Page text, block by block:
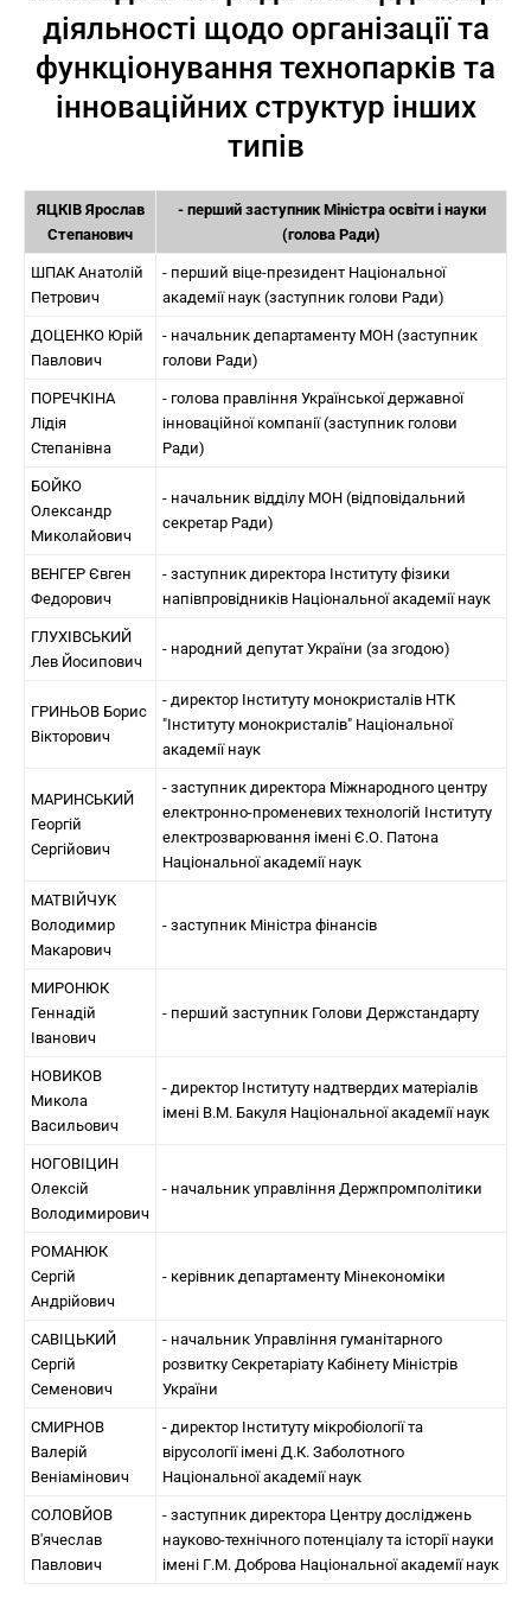
діяльності щодо організації та
функціонування технопарків та
інноваційних структур інших
типів
ЯЦКІВ Ярослав
Степанович
- перший заступник Міністра освіти і науки
(голова Ради)
ШПАК Анатолій
Петрович
- перший віце-президент Національної
академії наук (заступник голови Ради)
ДОЦЕНКО Юрій
Павлович
- начальник департаменту МОН (заступник
голови Ради)
ПОРЕЧКІНА
Лідія
Степанівна
- голова правління Української державної
інноваційної компанії (заступник голови
Ради)
БОЙКО
Олександр
Миколайович
- начальник відділу МОН (відповідальний
секретар Ради)
ВЕНГЕР Євген
Федорович
- заступник директора Інституту фізики
напівпровідників Національної академії наук
ГЛУХІВСЬКИЙ
Лев Йосипович
- народний депутат України (за згодою)
ГРИНЬОВ Борис
Вікторович
- директор Інституту монокристалів НТК
"Інституту монокристалів" Національної
академії наук
МАРИНСЬКИЙ
Георгій
Сергійович
- заступник директора Міжнародного центру
електронно-променевих технологій Інституту
електрозварювання імені Є.О. Патона
Національної академії наук
МАТВІЙЧУК
Володимир
Макарович
- заступник Міністра фінансів
МИРОНЮК
Геннадій
Іванович
- перший заступник Голови Держстандарту
НОВИКОВ
Микола
Васильович
- директор Інституту надтвердих матеріалів
імені В.М. Бакуля Національної академії наук
НОГОВІЦИН
Олексій
Володимирович
- начальник управління Держпромполітики
РОМАНЮК
Сергій
Андрійович
- керівник департаменту Мінекономіки
САВІЦЬКИЙ
Сергій
Семенович
- начальник Управління гуманітарного
розвитку Секретаріату Кабінету Міністрів
України
СМИРНОВ
Валерій
Веніамінович
- директор Інституту мікробіології та
вірусології імені Д.К. Заболотного
Національної академії наук
СОЛОВЙОВ
В'ячеслав
Павлович
- заступник директора Центру досліджень
науково-технічного потенціалу та історії науки
імені Г.М. Доброва Національної академії наук